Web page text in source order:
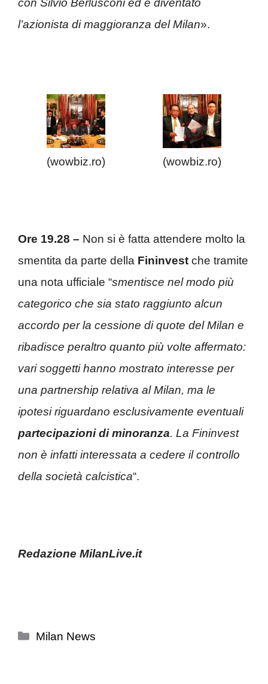
con Silvio Berlusconi ed è diventato
l’azionista di maggioranza del Milan».
(wowbiz.ro) (wowbiz.ro)
Ore 19.28 – Non si è fatta attendere molto la
smentita da parte della Fininvest che tramite
una nota ufficiale “smentisce nel modo più
categorico che sia stato raggiunto alcun
accordo per la cessione di quote del Milan e
ribadisce peraltro quanto più volte affermato:
vari soggetti hanno mostrato interesse per
una partnership relativa al Milan, ma le
ipotesi riguardano esclusivamente eventuali
partecipazioni di minoranza. La Fininvest
non è infatti interessata a cedere il controllo
della società calcistica“.
Redazione MilanLive.it
Categorie
Milan News